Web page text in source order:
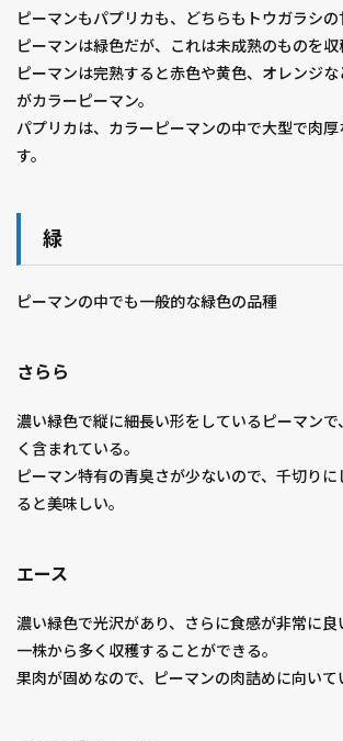
ピーマンもパプリカも、どちらもトウガラシの
ピーマンは緑色だが、これは未成熟のものを収
ピーマンは完熟すると赤色や黄色、オレンジ
がカラーピーマン。
パプリカは、カラーピーマンの中で大型で肉
す。
緑
ピーマンの中でも一般的な緑色の品種
さらら
濃い緑色で縦に細長い形をしているピーマン
く含まれている。
ピーマン特有の青臭さが少ないので、千切り
ると美味しい。
エース
濃い緑色で光沢があり、さらに食感が非常に良
一株から多く収穫することができる。
果肉が固めなので、ピーマンの肉詰めに向いて